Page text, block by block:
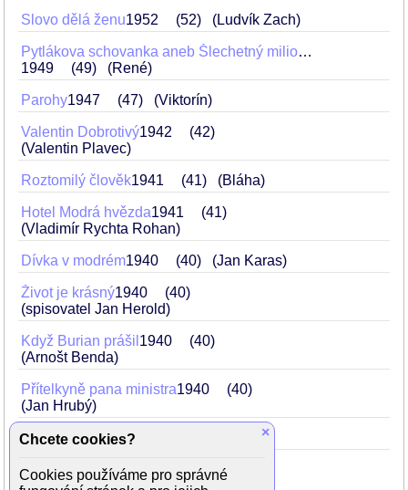
Slovo dělá ženu1952 52 (Ludvík Zach)
Pytlákova schovanka aneb Šlechetný milionář
1949
49 (René)
Parohy1947 47 (Viktorín)
Valentin Dobrotivý1942
42
(Valentin Plavec)
Roztomilý člověk1941 41 (Bláha)
Hotel Modrá hvězda1941
41
(Vladimír Rychta Rohan)
Dívka v modrém1940 40 (Jan Karas)
Život je krásný1940
40
(spisovatel Jan Herold)
Když Burian prášil 1940
40
(Arnošt Benda)
Přítelkyně pana ministra1940
40
(Jan Hrubý)
Turbína 1940 40
Dědečkem proti své vůli 1939
(Richard Osten)
×
Chcete cookies?
Cookies používáme pro správné